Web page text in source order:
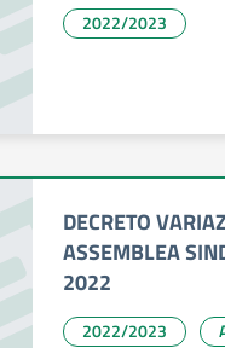
2022/2023
DECRETO
ASSEMBLEA
2022
2022/2023